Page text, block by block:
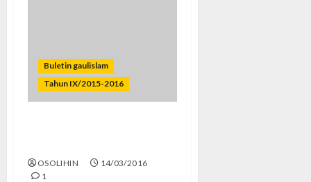
Buletin gaulislam
Tahun IX/2015-2016
OSOLIHIN
14/03/2016
1